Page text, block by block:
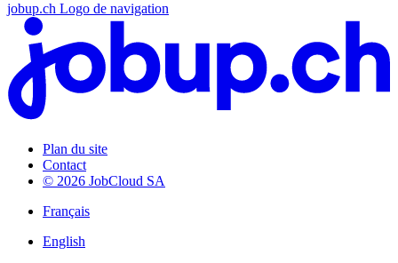
jobup.ch Logo de navigation
Plan du site
Contact
© 2026 JobCloud SA
Français
English